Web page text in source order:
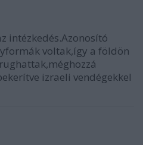
intézkedés.Azonosító
voltak,így a földön
izraeli vendégekkel